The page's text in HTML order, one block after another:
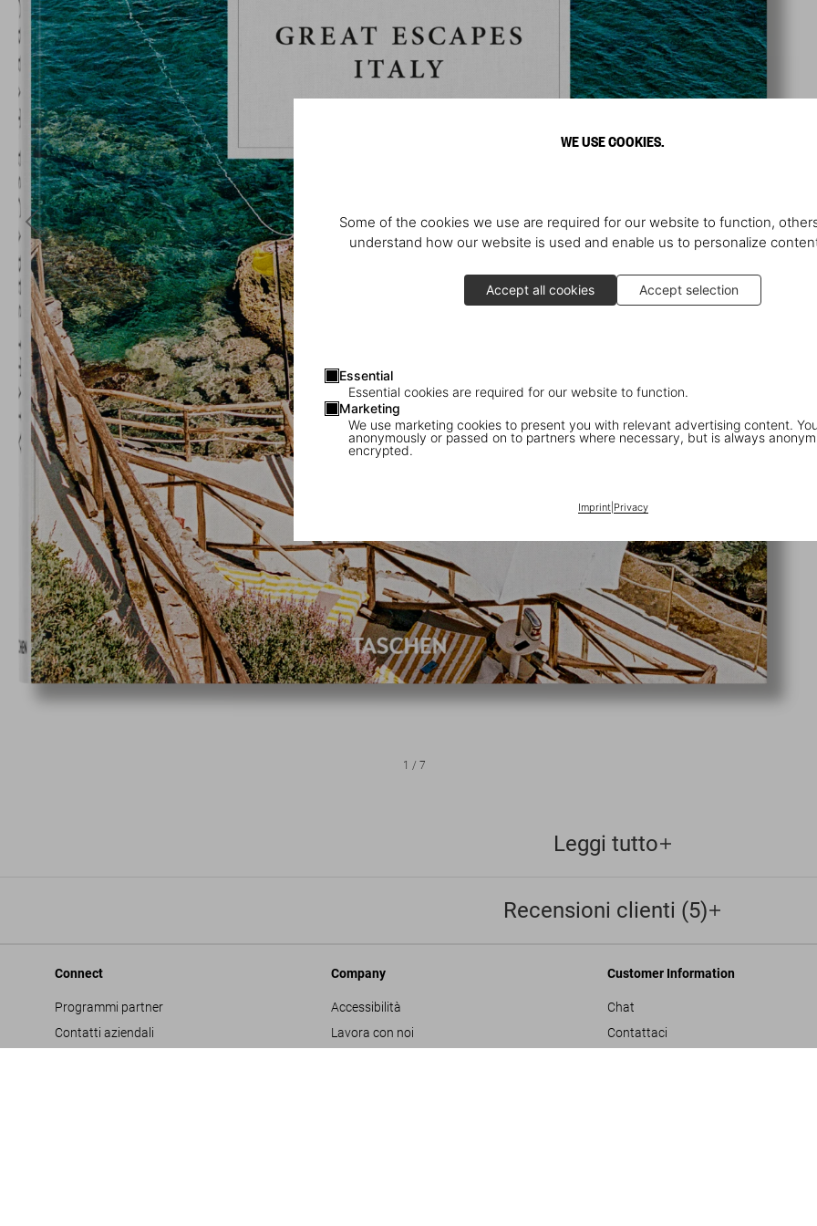
WE USE COOKIES.
Some of the cookies we use are required for our website to function,
understand how our website is used and enable us to personalize
Accept all cookies Accept selection
Essential
Essential cookies are required for our website to function.
Marketing
We use marketing cookies to present you with relevant advertising content.
anonymously or passed on to partners where necessary, but is always
encrypted.
Imprint| Privacy
1 /7
Leggi tutto
Recensioni clienti (5)
Connect
Programmi partner
Contatti aziendali
Company
Accessibilità
Lavora con noi
Customer Information
Chat
Contattaci